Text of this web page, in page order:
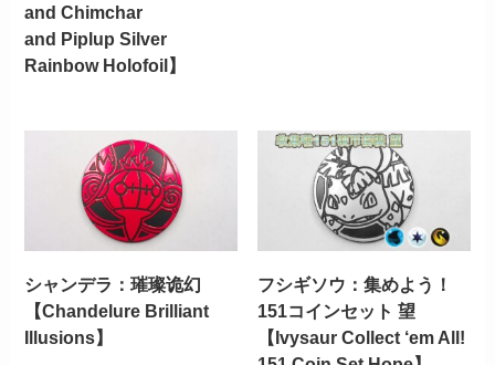
and Chimchar
and Piplup Silver
Rainbow Holofoil】
シャンデラ：璀璨诡幻
【Chandelure Brilliant
Illusions】
フシギソウ：集めよう！
151コインセット 望
【Ivysaur Collect ‘em All!